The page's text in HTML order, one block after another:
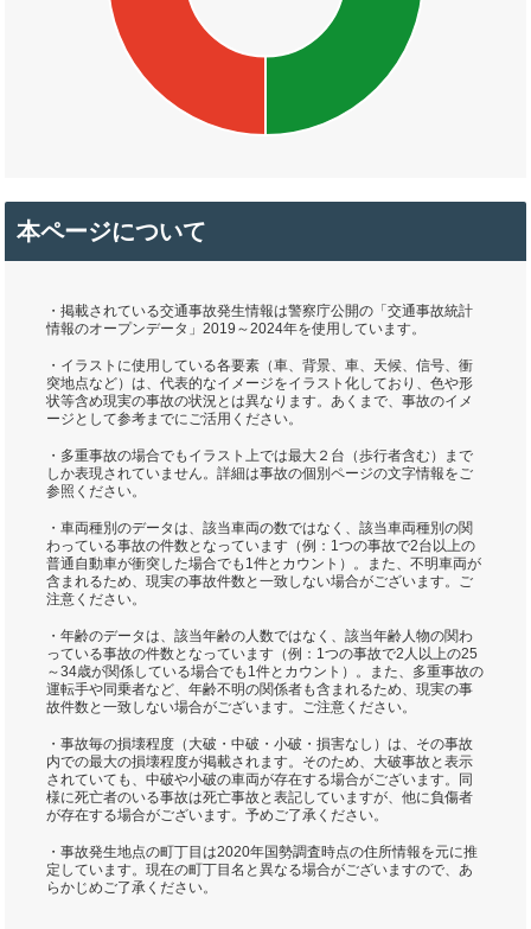
本ページについて
・掲載されている交通事故発生情報は警察庁公開の「交通事故統計
情報のオープンデータ」2019～2024年を使用しています。
・イラストに使用している各要素（車、背景、車、天候、信号、衝
突地点など）は、代表的なイメージをイラスト化しており、色や形
状等含め現実の事故の状況とは異なります。あくまで、事故のイメ
ージとして参考までにご活用ください。
・多重事故の場合でもイラスト上では最大２台（歩行者含む）まで
しか表現されていません。詳細は事故の個別ページの文字情報をご
参照ください。
・車両種別のデータは、該当車両の数ではなく、該当車両種別の関
わっている事故の件数となっています（例：1つの事故で2台以上の
普通自動車が衝突した場合でも1件とカウント）。また、不明車両が
含まれるため、現実の事故件数と一致しない場合がございます。ご
注意ください。
・年齢のデータは、該当年齢の人数ではなく、該当年齢人物の関わ
っている事故の件数となっています（例：1つの事故で2人以上の25
～34歳が関係している場合でも1件とカウント）。また、多重事故の
運転手や同乗者など、年齢不明の関係者も含まれるため、現実の事
故件数と一致しない場合がございます。ご注意ください。
・事故毎の損壊程度（大破・中破・小破・損害なし）は、その事故
内での最大の損壊程度が掲載されます。そのため、大破事故と表示
されていても、中破や小破の車両が存在する場合がございます。同
様に死亡者のいる事故は死亡事故と表記していますが、他に負傷者
が存在する場合がございます。予めご了承ください。
・事故発生地点の町丁目は2020年国勢調査時点の住所情報を元に推
定しています。現在の町丁目名と異なる場合がございますので、あ
らかじめご了承ください。